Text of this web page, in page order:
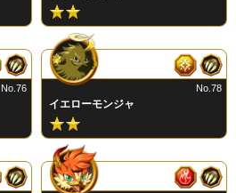
No.76
イエローモンジャ
No.78